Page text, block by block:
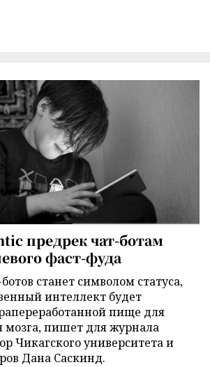
предрек чат-ботам
фаст-фуда
станет символом статуса,
интеллект будет
пище для
мозга, пишет для журнала
Чикагского университета и
Дана Саскинд.